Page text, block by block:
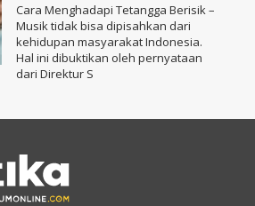
Cara Menghadapi Tetangga Berisik –
Musik tidak bisa dipisahkan dari
kehidupan masyarakat Indonesia.
Hal ini dibuktikan oleh pernyataan
dari Direktur S